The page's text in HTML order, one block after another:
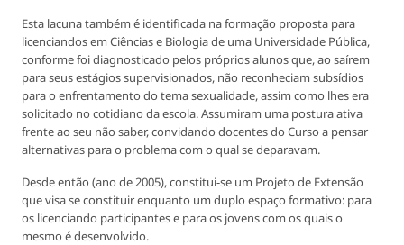
Esta lacuna também é identificada na formação proposta para
licenciandos em Ciências e Biologia de uma Universidade Pública,
conforme foi diagnosticado pelos próprios alunos que, ao saírem
para seus estágios supervisionados, não reconheciam subsídios
para o enfrentamento do tema sexualidade, assim como lhes era
solicitado no cotidiano da escola. Assumiram uma postura ativa
frente ao seu não saber, convidando docentes do Curso a pensar
alternativas para o problema com o qual se deparavam.
Desde então (ano de 2005), constitui-se um Projeto de Extensão
que visa se constituir enquanto um duplo espaço formativo: para
os licenciando participantes e para os jovens com os quais o
mesmo é desenvolvido.